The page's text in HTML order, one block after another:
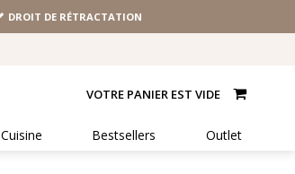
DROIT DE RÉTRACTATION
VOTRE PANIER EST VIDE
Cuisine Bestsellers Outlet